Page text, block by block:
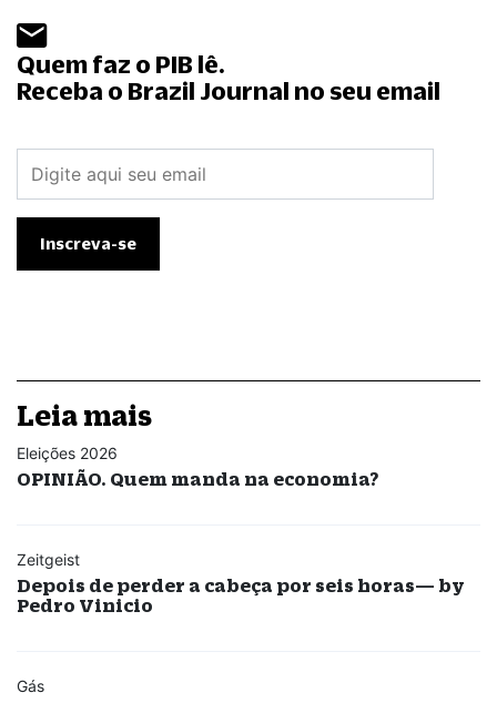
Quem faz o PIB lê.
Receba o Brazil Journal no seu email
Leia mais
Eleições 2026
OPINIÃO. Quem manda na economia?
Zeitgeist
Depois de perder a cabeça por seis horas— by
Pedro Vinicio
Gás